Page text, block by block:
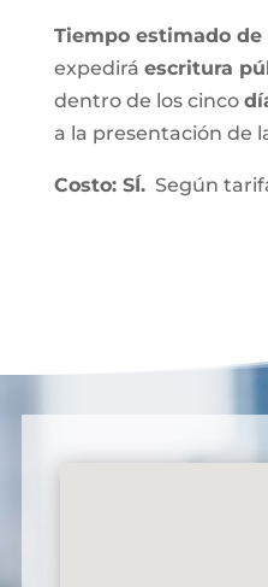
Tiempo estimado de
expedirá escritura
dentro de los cinco
a la presentación de
Costo: SÍ.Según